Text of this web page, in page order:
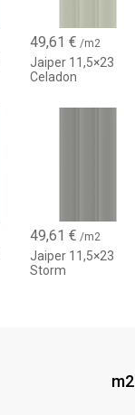
49,61€ /m2
Jaiper 11,5×23
Celadon
49,61€ /m2
Jaiper 11,5×23
Storm
m2